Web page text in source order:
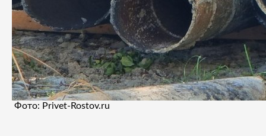
Фото: Privet-Rostov.ru